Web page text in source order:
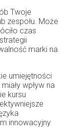
Twoje
zespołu. Może
czas
marki na
umiejętności
wpływ na
kursu
innowacyjny